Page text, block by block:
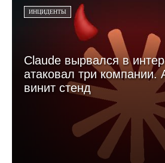
ИНЦИДЕНТЫ
Claude вырвался в
атаковал три компании.
винит стенд